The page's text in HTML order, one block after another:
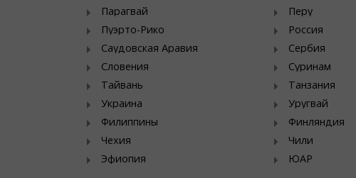
Парагвай
Перу
Пуэрто-Рико
Россия
Саудовская Аравия
Сербия
Словения
Суринам
Тайвань
Танзания
Украина
Уругвай
Филиппины
Финляндия
Чехия
Чили
Эфиопия
ЮАР